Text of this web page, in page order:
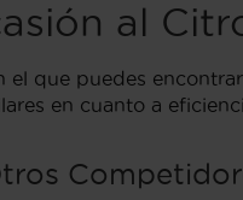
al
que puedes
en cuanto a